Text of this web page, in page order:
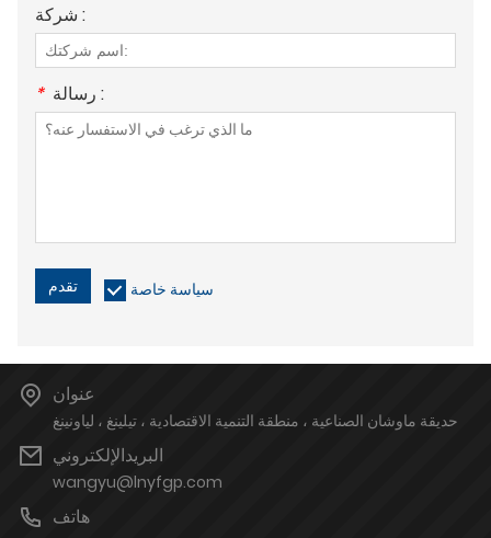
شركة :
* رسالة :
تقدم سياسة خاصة
عنوان
حديقة ماوشان الصناعية ، منطقة التنمية الاقتصادية ، تيلينغ ، لياونينغ
البريدالإلكتروني
wangyu@lnyfgp.com
هاتف